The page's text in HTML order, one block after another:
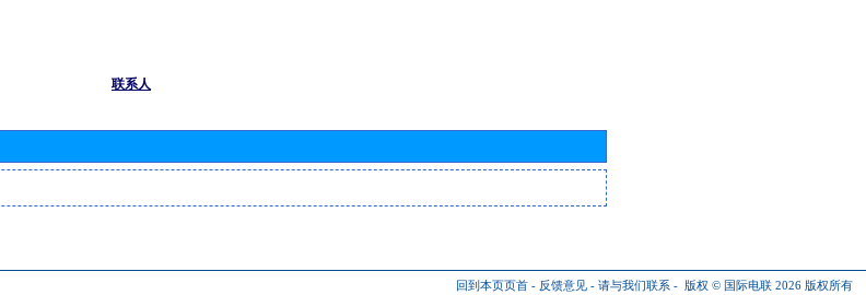
联系人
回到本页页首 - 反馈意见 - 请与我们联系 - 版权 © 国际电联 2026 版权所有